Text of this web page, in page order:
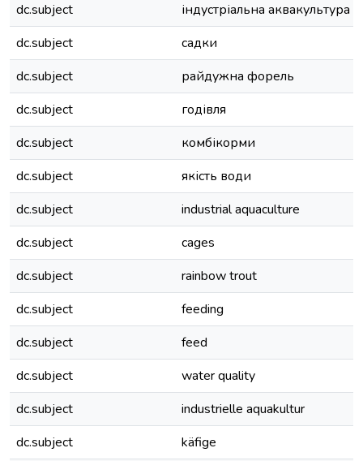
dc.subject
індустріальна аквакультура
dc.subject
садки
dc.subject
райдужна форель
dc.subject
годівля
dc.subject
комбікорми
dc.subject
якість води
dc.subject
industrial aquaculture
dc.subject
cages
dc.subject
rainbow trout
dc.subject
feeding
dc.subject
feed
dc.subject
water quality
dc.subject
industrielle aquakultur
dc.subject
käfige